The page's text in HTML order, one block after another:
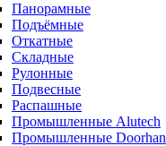
Панорамные
Подъёмные
Откатные
Складные
Рулонные
Подвесные
Распашные
Промышленные Alutech
Промышленные Doorhan